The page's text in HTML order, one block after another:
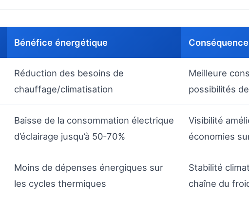
Bénéfice énergétique
Réduction des besoins de
chauffage/climatisation
Meilleure
possibilités
Baisse de la consommation électrique
d’éclairage jusqu’à 50‑70%
Visibilité
économies
Moins de dépenses énergiques sur
les cycles thermiques
Stabilité
chaîne du